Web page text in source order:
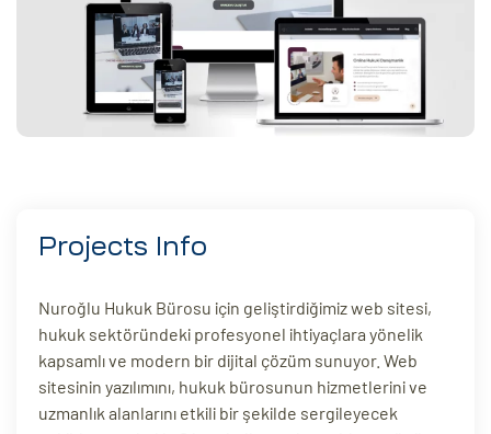
Projects Info
Nuroğlu Hukuk Bürosu için geliştirdiğimiz web sitesi,
hukuk sektöründeki profesyonel ihtiyaçlara yönelik
kapsamlı ve modern bir dijital çözüm sunuyor. Web
sitesinin yazılımını, hukuk bürosunun hizmetlerini ve
uzmanlık alanlarını etkili bir şekilde sergileyecek